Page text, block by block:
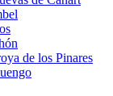
de los Pinares